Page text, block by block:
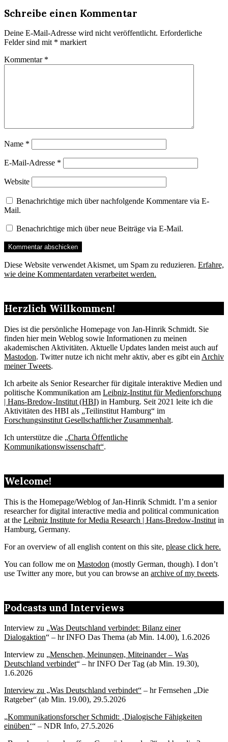
Schreibe einen Kommentar
Deine E-Mail-Adresse wird nicht veröffentlicht. Erforderliche
Felder sind mit * markiert
Kommentar *
Name *
E-Mail-Adresse *
Website
Benachrichtige mich über nachfolgende Kommentare via E-
Mail.
Benachrichtige mich über neue Beiträge via E-Mail.
Diese Website verwendet Akismet, um Spam zu reduzieren. Erfahre,
wie deine Kommentardaten verarbeitet werden.
Herzlich Willkommen!
Dies ist die persönliche Homepage von Jan-Hinrik Schmidt. Sie
finden hier mein Weblog sowie Informationen zu meinen
akademischen Aktivitäten. Aktuelle Updates landen meist auch auf
Mastodon. Twitter nutze ich nicht mehr aktiv, aber es gibt ein Archiv
meiner Tweets.
Ich arbeite als Senior Researcher für digitale interaktive Medien und
politische Kommunikation am Leibniz-Institut für Medienforschung
| Hans-Bredow-Institut (HBI) in Hamburg. Seit 2021 leite ich die
Aktivitäten des HBI als „Teilinstitut Hamburg“ im
Forschungsinstitut Gesellschaftlicher Zusammenhalt.
Ich unterstütze die „Charta Öffentliche
Kommunikationswissenschaft“.
Welcome!
This is the Homepage/Weblog of Jan-Hinrik Schmidt. I’m a senior
researcher for digital interactive media and political communication
at the Leibniz Institute for Media Research | Hans-Bredow-Institut in
Hamburg, Germany.
For an overview of all english content on this site, please click here.
You can follow me on Mastodon (mostly German, though). I don’t
use Twitter any more, but you can browse an archive of my tweets.
Podcasts und Interviews
Interview zu „Was Deutschland verbindet: Bilanz einer
Dialogaktion“ – hr INFO Das Thema (ab Min. 14.00), 1.6.2026
Interview zu „Menschen, Meinungen, Miteinander – Was
Deutschland verbindet“ – hr INFO Der Tag (ab Min. 19.30),
1.6.2026
Interview zu „Was Deutschland verbindet“ – hr Fernsehen „Die
Ratgeber“ (ab Min. 19.00), 29.5.2026
„Kommunikationsforscher Schmidt: ‚Dialogische Fähigkeiten
einüben‘“ – NDR Info, 27.5.2026